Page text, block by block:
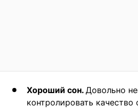
Хороший сон. Довольно
контролировать качество